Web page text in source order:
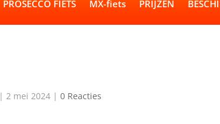
PROSECCO FIETS MX-fiets PRIJZEN
|2 mei 2024 |0 Reacties